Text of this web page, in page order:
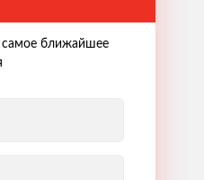
ближайшее